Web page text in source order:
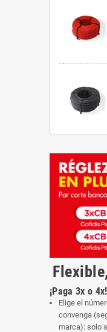
¡Paga 3x o 4x!
Elige el
convenga
marca): solo